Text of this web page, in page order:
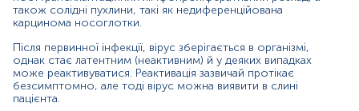
мононуклеозу з іншими подібними
захворюваннями;
Оцінка вірусного навантаження для визначення
лікування та контролю за її ефективністю;
Контроль персистенції та виділення вірусу.
також солідні пухлини, такі як недиференційована
карцинома носоглотки.
Після первинної інфекції, вірус зберігається в організмі,
однак стає латентним (неактивним) й у деяких випадках
може реактивуватися. Реактивація зазвичай протікає
безсимптомно, але тоді вірус можна виявити в слині
пацієнта.